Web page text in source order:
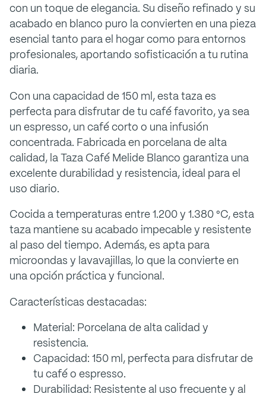
con un toque de elegancia. Su diseño refinado y su
acabado en blanco puro la convierten en una pieza
esencial tanto para el hogar como para entornos
profesionales, aportando sofisticación a tu rutina
diaria.
Con una capacidad de 150 ml, esta taza es
perfecta para disfrutar de tu café favorito, ya sea
un espresso, un café corto o una infusión
concentrada. Fabricada en porcelana de alta
calidad, la Taza Café Melide Blanco garantiza una
excelente durabilidad y resistencia, ideal para el
uso diario.
Cocida a temperaturas entre 1.200 y 1.380 °C, esta
taza mantiene su acabado impecable y resistente
al paso del tiempo. Además, es apta para
microondas y lavavajillas, lo que la convierte en
una opción práctica y funcional.
Características destacadas:
Material: Porcelana de alta calidad y
resistencia.
Capacidad: 150 ml, perfecta para disfrutar de
tu café o espresso.
Durabilidad: Resistente al uso frecuente y al